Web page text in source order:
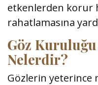
etkenlerden korur
rahatlamasına
Göz
Nelerdir?
Gözlerin yeterince